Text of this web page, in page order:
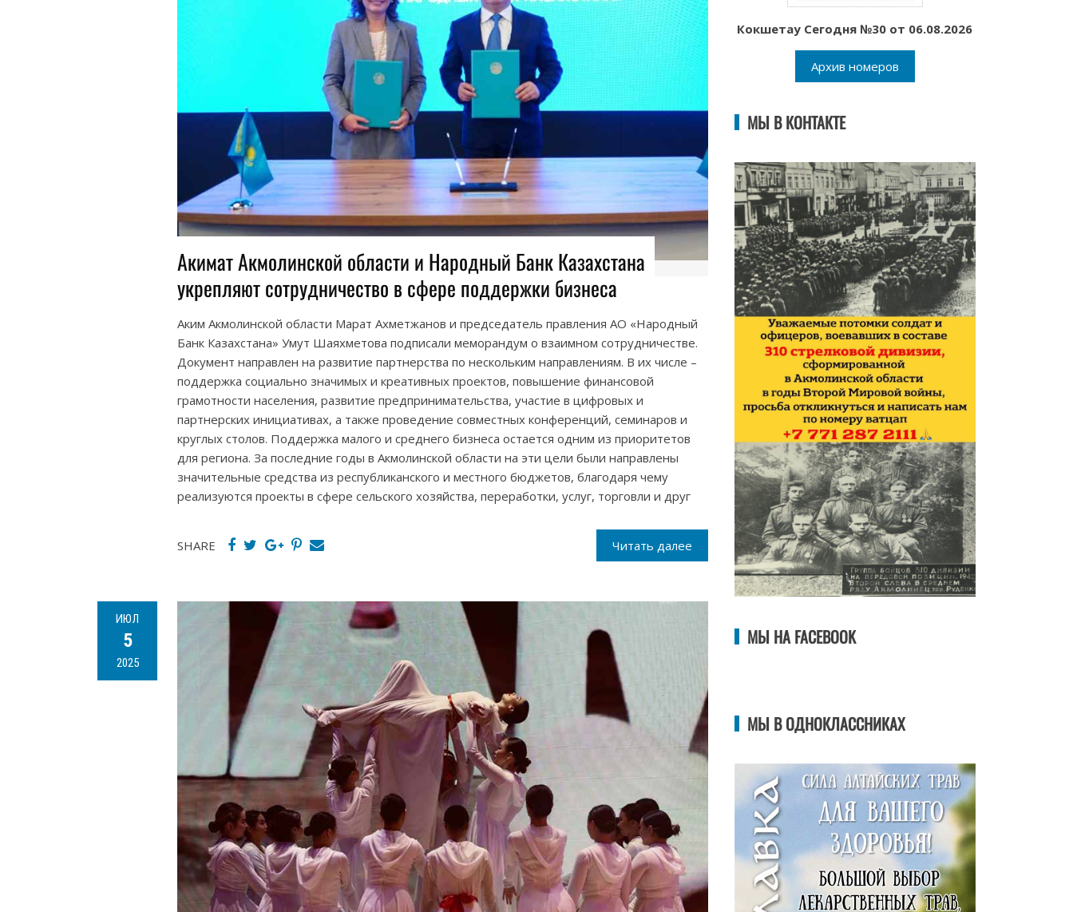
Акимат Акмолинской области и Народный Банк Казахстана
укрепляют сотрудничество в сфере поддержки бизнеса
Аким Акмолинской области Марат Ахметжанов и председатель правления АО «Народный
Банк Казахстана» Умут Шаяхметова подписали меморандум о взаимном сотрудничестве.
Документ направлен на развитие партнерства по нескольким направлениям. В их числе –
поддержка социально значимых и креативных проектов, повышение финансовой
грамотности населения, развитие предпринимательства, участие в цифровых и
партнерских инициативах, а также проведение совместных конференций, семинаров и
круглых столов. Поддержка малого и среднего бизнеса остается одним из приоритетов
для региона. За последние годы в Акмолинской области на эти цели были направлены
значительные средства из республиканского и местного бюджетов, благодаря чему
реализуются проекты в сфере сельского хозяйства, переработки, услуг, торговли и друг
Читать далее
SHARE
ИЮЛ
5
2025
Кокшетау Сегодня №30 от 06.08.2026
Архив номеров
МЫ В КОНТАКТЕ
МЫ НА FACEBOOK
МЫ В ОДНОКЛАССНИКАХ